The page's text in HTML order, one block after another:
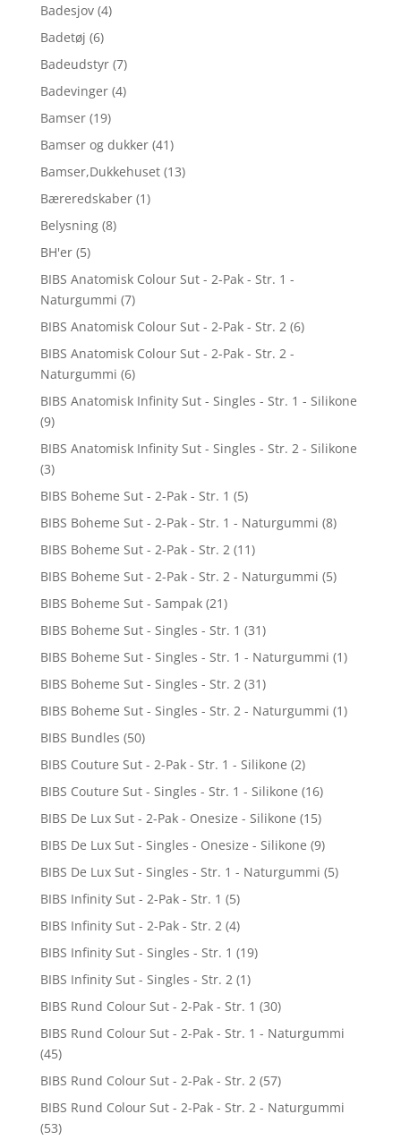
Badesjov (4)
Badetøj (6)
Badeudstyr (7)
Badevinger (4)
Bamser (19)
Bamser og dukker (41)
Bamser,Dukkehuset (13)
Bæreredskaber (1)
Belysning (8)
BH'er (5)
BIBS Anatomisk Colour Sut - 2-Pak - Str. 1 -
Naturgummi (7)
BIBS Anatomisk Colour Sut - 2-Pak - Str. 2 (6)
BIBS Anatomisk Colour Sut - 2-Pak - Str. 2 -
Naturgummi (6)
BIBS Anatomisk Infinity Sut - Singles - Str. 1 - Silikone
(9)
BIBS Anatomisk Infinity Sut - Singles - Str. 2 - Silikone
(3)
BIBS Boheme Sut - 2-Pak - Str. 1 (5)
BIBS Boheme Sut - 2-Pak - Str. 1 - Naturgummi (8)
BIBS Boheme Sut - 2-Pak - Str. 2 (11)
BIBS Boheme Sut - 2-Pak - Str. 2 - Naturgummi (5)
BIBS Boheme Sut - Sampak (21)
BIBS Boheme Sut - Singles - Str. 1 (31)
BIBS Boheme Sut - Singles - Str. 1 - Naturgummi (1)
BIBS Boheme Sut - Singles - Str. 2 (31)
BIBS Boheme Sut - Singles - Str. 2 - Naturgummi (1)
BIBS Bundles (50)
BIBS Couture Sut - 2-Pak - Str. 1 - Silikone (2)
BIBS Couture Sut - Singles - Str. 1 - Silikone (16)
BIBS De Lux Sut - 2-Pak - Onesize - Silikone (15)
BIBS De Lux Sut - Singles - Onesize - Silikone (9)
BIBS De Lux Sut - Singles - Str. 1 - Naturgummi (5)
BIBS Infinity Sut - 2-Pak - Str. 1 (5)
BIBS Infinity Sut - 2-Pak - Str. 2 (4)
BIBS Infinity Sut - Singles - Str. 1 (19)
BIBS Infinity Sut - Singles - Str. 2 (1)
BIBS Rund Colour Sut - 2-Pak - Str. 1 (30)
BIBS Rund Colour Sut - 2-Pak - Str. 1 - Naturgummi
(45)
BIBS Rund Colour Sut - 2-Pak - Str. 2 (57)
BIBS Rund Colour Sut - 2-Pak - Str. 2 - Naturgummi
(53)